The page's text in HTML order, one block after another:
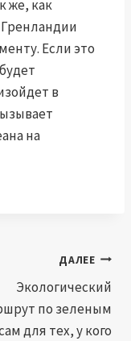
же, как
Если это
в
на
ДАЛЕЕ
Экологический
по зеленым
для тех, у кого